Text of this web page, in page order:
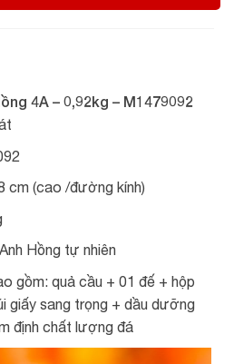
4A – 0,92kg – M1479092
cm (cao /đường kính)
Hồng tự nhiên
gồm: quả cầu + 01 đế + hộp
giấy sang trọng + dầu dưỡng
định chất lượng đá